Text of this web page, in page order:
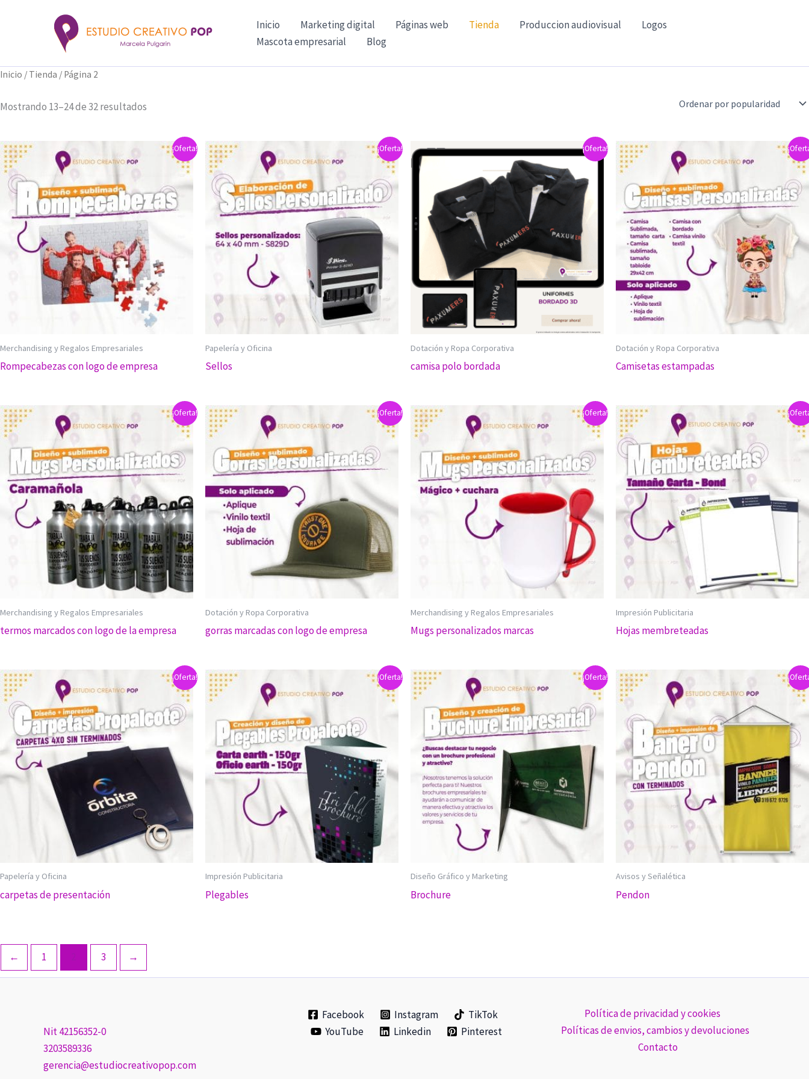
Inicio Marketing digital Páginas web Tienda Produccion audiovisual
Logos
Mascota empresarial
Blog
Inicio / Tienda / Página 2
Mostrando 13–24 de 32 resultados
popularidad
¡Oferta!
Merchandising y Regalos Empresariales
Rompecabezas con logo de empresa
¡Oferta!
Papelería y Oficina
Sellos
¡Oferta!
Dotación y Ropa Corporativa
camisa polo bordada
Dotación y Ropa Corporativa
Camisetas estampadas
¡Oferta!
Merchandising y Regalos Empresariales
termos marcados con logo de la empresa
¡Oferta!
Dotación y Ropa Corporativa
gorras marcadas con logo de empresa
¡Oferta!
Merchandising y Regalos Empresariales
Mugs personalizados marcas
Impresión Publicitaria
Hojas membreteadas
¡Oferta!
Papelería y Oficina
carpetas de presentación
¡Oferta!
Impresión Publicitaria
Plegables
¡Oferta!
Diseño Gráfico y Marketing
Brochure
Avisos y Señalética
Pendon
← 1 3 →
Nit 42156352-0
3203589336
gerencia@estudiocreativopop.com
Facebook Instagram
TikTok
YouTube
Linkedin Pinterest
Política de privacidad y cookies
Políticas de envios, cambios y devoluciones
Contacto